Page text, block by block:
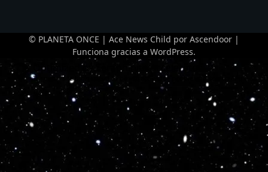
© PLANETA ONCE | Ace News Child por Ascendoor |
Funciona gracias a WordPress.
Optimized by Seraphinite Accelerator
Turns on site high speed to be attractive for people and search engines.